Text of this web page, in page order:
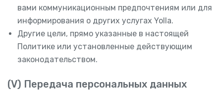
вами коммуникационным предпочтениям или для
информирования о других услугах Yolla.
Другие цели, прямо указанные в настоящей
Политике или установленные действующим
законодательством.
(V) Передача персональных данных